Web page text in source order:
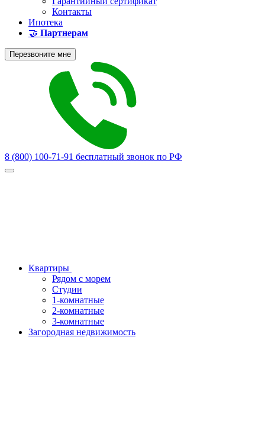
Контакты
Ипотека
🤝 Партнерам
Перезвоните мне
8 (800) 100-71-91 бесплатный звонок по РФ
Квартиры
Рядом с морем
Студии
1-комнатные
2-комнатные
3-комнатные
Загородная недвижимость